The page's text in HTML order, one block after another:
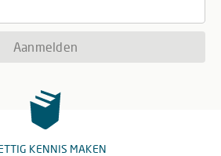
Aanmelden
KENNIS MAKEN